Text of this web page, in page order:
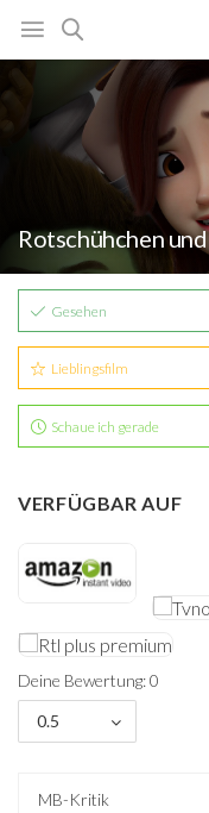
Rotschühchen
Gesehen
Lieblingsfilm
Schaue ich gerade
VERFÜGBAR AUF
Deine Bewertung: 0
0.5
MB-Kritik